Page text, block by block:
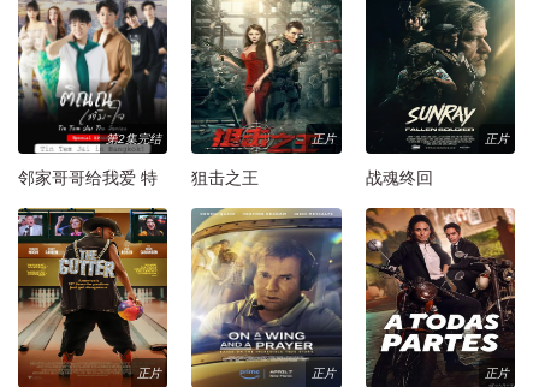
第2集完结
邻家哥哥给我爱 特
正片
狙击之王
正片
战魂终回
正片 正片 正片